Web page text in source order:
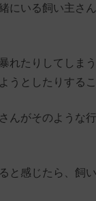
にいる飼い主さ
れたりしてしま
うとしたりする
んがそのような
と感じたら、飼